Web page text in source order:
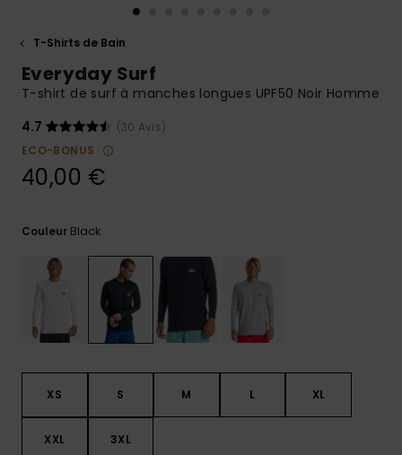
conversation
plus rapide
à votre
Démarrer
les plus
fréquentes
et notre
formulaire
de
contact.
la FAQ
T-Shirts de Bain
Everyday Surf
T-shirt de surf à manches longues UPF50 Noir Homme
4.7
(30 Avis)
ECO-BONUS
40,00 €
Couleur Black
XS S M L XL
XXL 3XL